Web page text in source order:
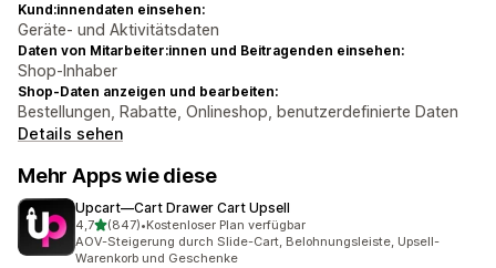
Kund:innendaten einsehen:
Geräte- und Aktivitätsdaten
Daten von Mitarbeiter:innen und Beitragenden einsehen:
Shop-Inhaber
Shop-Daten anzeigen und bearbeiten:
Bestellungen, Rabatte, Onlineshop, benutzerdefinierte Daten
Details sehen
Mehr Apps wie diese
Upcart—Cart Drawer Cart Upsell
4,7von 5 Sternen
(847)
847 Rezensionen insgesamt
•Kostenloser Plan verfügbar
AOV-Steigerung durch Slide-Cart, Belohnungsleiste, Upsell-
Warenkorb und Geschenke